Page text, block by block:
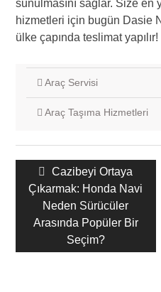
sunulmasını sağlar. Size en
hizmetleri için bugün Dasie
ülke çapında teslimat yapılır!
Araç Servisi
Araç Taşıma Hizmetleri
Yazı
dolaşımı
Önceki
gönderi:
Cazibeyi Ortaya
Çıkarmak: Honda Navi
Neden Sürücüler
Arasında Popüler Bir
Seçim?